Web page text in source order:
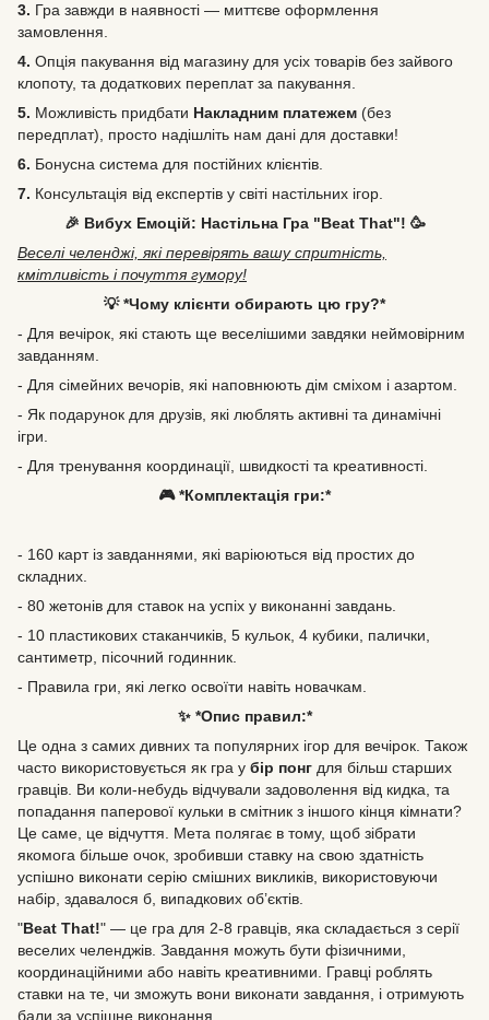
3. Гра завжди в наявності — миттєве оформлення
замовлення.
4. Опція пакування від магазину для усіх товарів без зайвого
клопоту, та додаткових переплат за пакування.
5. Можливість придбати Накладним платежем (без
передплат), просто надішліть нам дані для доставки!
6. Бонусна система для постійних клієнтів.
7. Консультація від експертів у світі настільних ігор.
🎉 Вибух Емоцій: Настільна Гра "Beat That"! 🥳
Веселі челенджі, які перевірять вашу спритність,
кмітливість і почуття гумору!
💡 *Чому клієнти обирають цю гру?*
- Для вечірок, які стають ще веселішими завдяки неймовірним
завданням.
- Для сімейних вечорів, які наповнюють дім сміхом і азартом.
- Як подарунок для друзів, які люблять активні та динамічні
ігри.
- Для тренування координації, швидкості та креативності.
🎮 *Комплектація гри:*
- 160 карт із завданнями, які варіюються від простих до
складних.
- 80 жетонів для ставок на успіх у виконанні завдань.
- 10 пластикових стаканчиків, 5 кульок, 4 кубики, палички,
сантиметр, пісочний годинник.
- Правила гри, які легко освоїти навіть новачкам.
✨ *Опис правил:*
Це одна з самих дивних та популярних ігор для вечірок. Також
часто використовується як гра у бір понг для більш старших
гравців. Ви коли-небудь відчували задоволення від кидка, та
попадання паперової кульки в смітник з іншого кінця кімнати?
Це саме, це відчуття. Мета полягає в тому, щоб зібрати
якомога більше очок, зробивши ставку на свою здатність
успішно виконати серію смішних викликів, використовуючи
набір, здавалося б, випадкових об’єктів.
"Beat That!" — це гра для 2-8 гравців, яка складається з серії
веселих челенджів. Завдання можуть бути фізичними,
координаційними або навіть креативними. Гравці роблять
ставки на те, чи зможуть вони виконати завдання, і отримують
бали за успішне виконання.